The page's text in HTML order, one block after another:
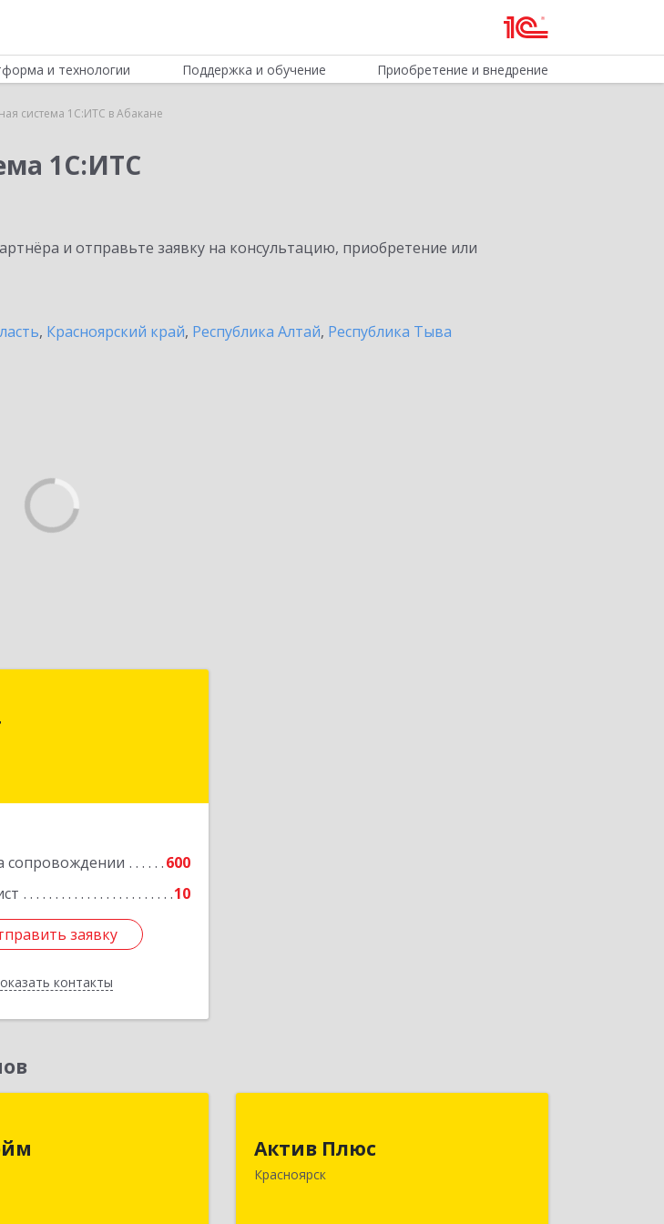
и технологии Поддержка и обучение Приобретение и внедрение
система 1С:ИТС в Абакане
1С:ИТС
и отправьте заявку на консультацию, приобретение или
, Красноярский край, Республика Алтай, Республика Тыва
сопровождении
600
10
заявку
контакты
Респ, Абакан г, Ивана
Подробнее
заявку
Назад
г, Батурина ул, дом № 32,
Актив Плюс
Красноярск
Красноярск г, Обороны ул, дом № 3,